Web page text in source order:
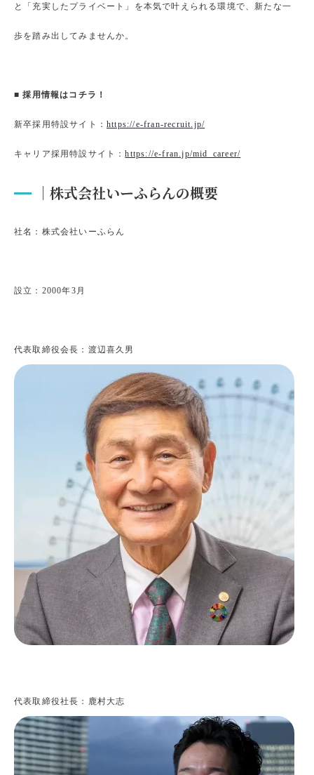
と「充実したプライベート」を本気で叶えられる環境で、新たな一
歩を踏み出してみませんか。
■ 採用情報はコチラ！
新卒採用特設サイト： https://e-fran-recruit.jp/
キャリア採用特設サイト：https://e-fran.jp/mid_career/
｜株式会社いーふらんの概要
社名：株式会社いーふらん
設立：2000年3月
代表取締役会長：渡辺喜久男
代表取締役社長：鹿村大志